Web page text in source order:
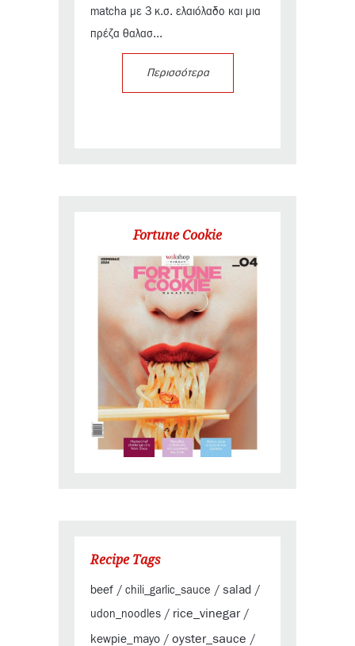
matcha με 3 κ.σ. ελαιόλαδο και μια
πρέζα θαλασ...
Περισσότερα
Fortune Cookie
Recipe Tags
beef / chili_garlic_sauce / salad /
udon_noodles / rice_vinegar/
kewpie_mayo / oyster_sauce /